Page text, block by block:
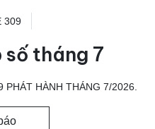
309
tháng 7
HÀNH THÁNG 7/2026.